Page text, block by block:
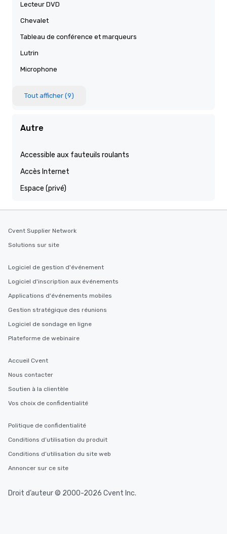
Lecteur DVD
Chevalet
Tableau de conférence et marqueurs
Lutrin
Microphone
Tout afficher (9)
Autre
Accessible aux fauteuils roulants
Accès Internet
Espace (privé)
Cvent Supplier Network
Solutions sur site
Logiciel de gestion d'événement
Logiciel d'inscription aux événements
Applications d'événements mobiles
Gestion stratégique des réunions
Logiciel de sondage en ligne
Plateforme de webinaire
Accueil Cvent
Nous contacter
Soutien à la clientèle
Vos choix de confidentialité
Politique de confidentialité
Conditions d’utilisation du produit
Conditions d’utilisation du site web
Annoncer sur ce site
Droit d’auteur © 2000-2026 Cvent Inc.